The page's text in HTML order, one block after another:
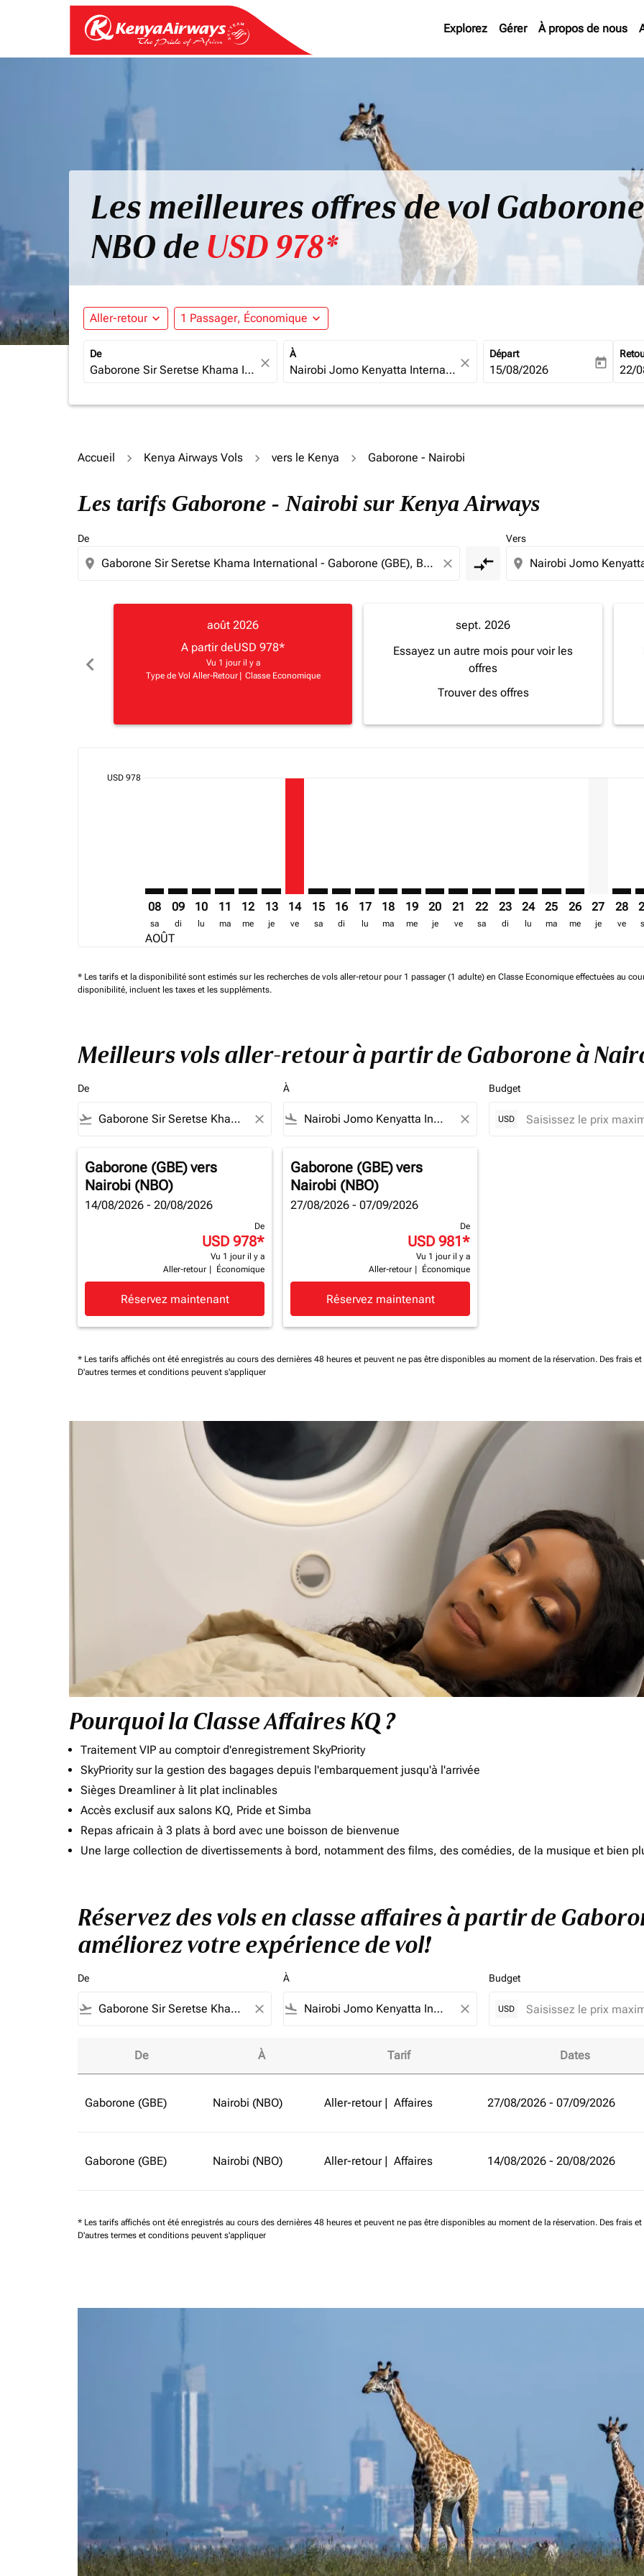
Explorez Gérer À propos de nous
Les meilleures offres de vol
NBO de USD 978*
Aller-retour expand_more 1 Passager, Économique expand_more
De
close
À
close
Départ
fc-booking-departure-date-
15/08/2026 today fc-
22/
Accueil Kenya Airways Vols vers le Kenya Gaborone - Nairobi
Les tarifs Gaborone - Nairobi sur Kenya Airways
De
location_on close compare_arrows
Vers
location_on
chevron_left
août 2026
A partir deUSD 978*
Vu 1 jour il y a
Type de Vol Aller-Retour
Classe Economique
sept. 2026
Essayez un autre mois pour voir les
offres
Trouver des offres
USD 978
08
sa
AOÛT
09
di
10
lu
11
ma
12
me
13
je
14
ve
15
sa
16
di
17
lu
18
ma
GBE–NBO: cmp-view-offers-disclaimer.
19
me
GBE–NBO: cmp-view-offers-disclaimer.
20
je
GBE–NBO: cmp-view-offers-
21
ve
GBE–NBO: cmp-view-offers-
22
sa
GBE–NBO: cmp-view-
23
di
GBE–NBO: cmp-view-
24
lu
GBE–NBO: cmp-
25
ma
GBE–NBO:
26
me
27
je
28
ve
* Les tarifs et la disponibilité sont estimés sur les recherches de vols aller-retour pour 1 passager (1 adulte) en Classe Economique effectuées au
disponibilité, incluent les taxes et les suppléments.
Meilleurs vols aller-retour à partir de Gaborone à
De
flight_takeoff close
À
flight_land close
Budget
USD
Gaborone (GBE)vers
Nairobi (NBO)
14/08/2026 - 20/08/2026
De
USD 978*
Vu 1 jour il y a
Aller-retour
Économique
Réservez maintenant
Gaborone (GBE)vers
Nairobi (NBO)
27/08/2026 - 07/09/2026
De
USD 981*
Vu 1 jour il y a
Aller-retour
Économique
Réservez maintenant
* Les tarifs affichés ont été enregistrés au cours des dernières 48 heures et peuvent ne pas être disponibles au moment de la réservation. Des frais
D'autres termes et conditions peuvent s'appliquer
Pourquoi la Classe Affaires KQ ?
Traitement VIP au comptoir d'enregistrement SkyPriority
SkyPriority sur la gestion des bagages depuis l'embarquement jusqu'à l'arrivée
Sièges Dreamliner à lit plat inclinables
Accès exclusif aux salons KQ, Pride et Simba
Repas africain à 3 plats à bord avec une boisson de bienvenue
Une large collection de divertissements à bord, notamment des films, des comédies, de la musique et bien
Réservez des vols en classe affaires à partir de
améliorez votre expérience de vol!
De
flight_takeoff close
À
flight_land close
Budget
USD
De À Tarif Dates
Gaborone (GBE) Nairobi (NBO) Aller-retour | Affaires 27/08/2026 - 07/09/2026
Gaborone (GBE) Nairobi (NBO) Aller-retour | Affaires 14/08/2026 - 20/08/2026
* Les tarifs affichés ont été enregistrés au cours des dernières 48 heures et peuvent ne pas être disponibles au moment de la réservation. Des frais
D'autres termes et conditions peuvent s'appliquer